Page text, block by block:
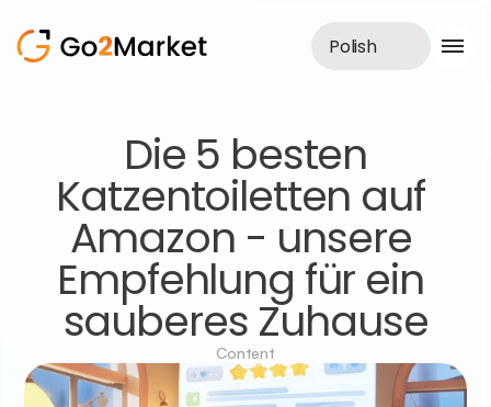
Realizacje
Case Study
Blog
O nas
Usługi
Polish
Katzentoiletten auf
Amazon - unsere
Empfehlung für ein
sauberes Zuhause
Content